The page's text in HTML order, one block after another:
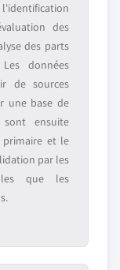
des
des parts
données
de sources
une base de
ensuite
primaire et le
par les
que les